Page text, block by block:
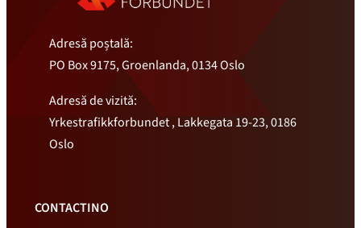
Adresă poștală:
PO Box 9175, Groenlanda, 0134 Oslo
Adresă de vizită:
Yrkestrafikkforbundet , Lakkegata 19-23, 0186
Oslo
CONTACTINO